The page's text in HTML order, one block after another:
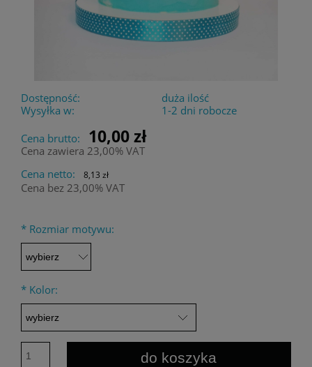
Dostępność:
duża ilość
Wysyłka w:
1-2 dni robocze
Cena brutto:
10,00 zł
Cena zawiera 23,00% VAT
Cena netto:
8,13 zł
Cena bez 23,00% VAT
* Rozmiar motywu:
* Kolor:
do koszyka